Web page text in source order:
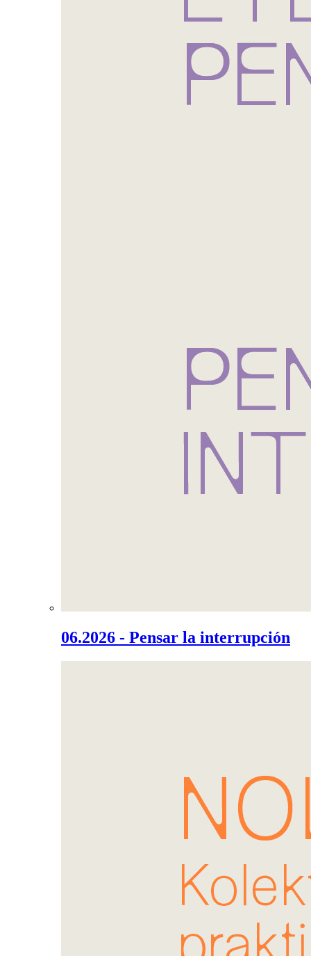
06.2026 - Pensar la interrupción